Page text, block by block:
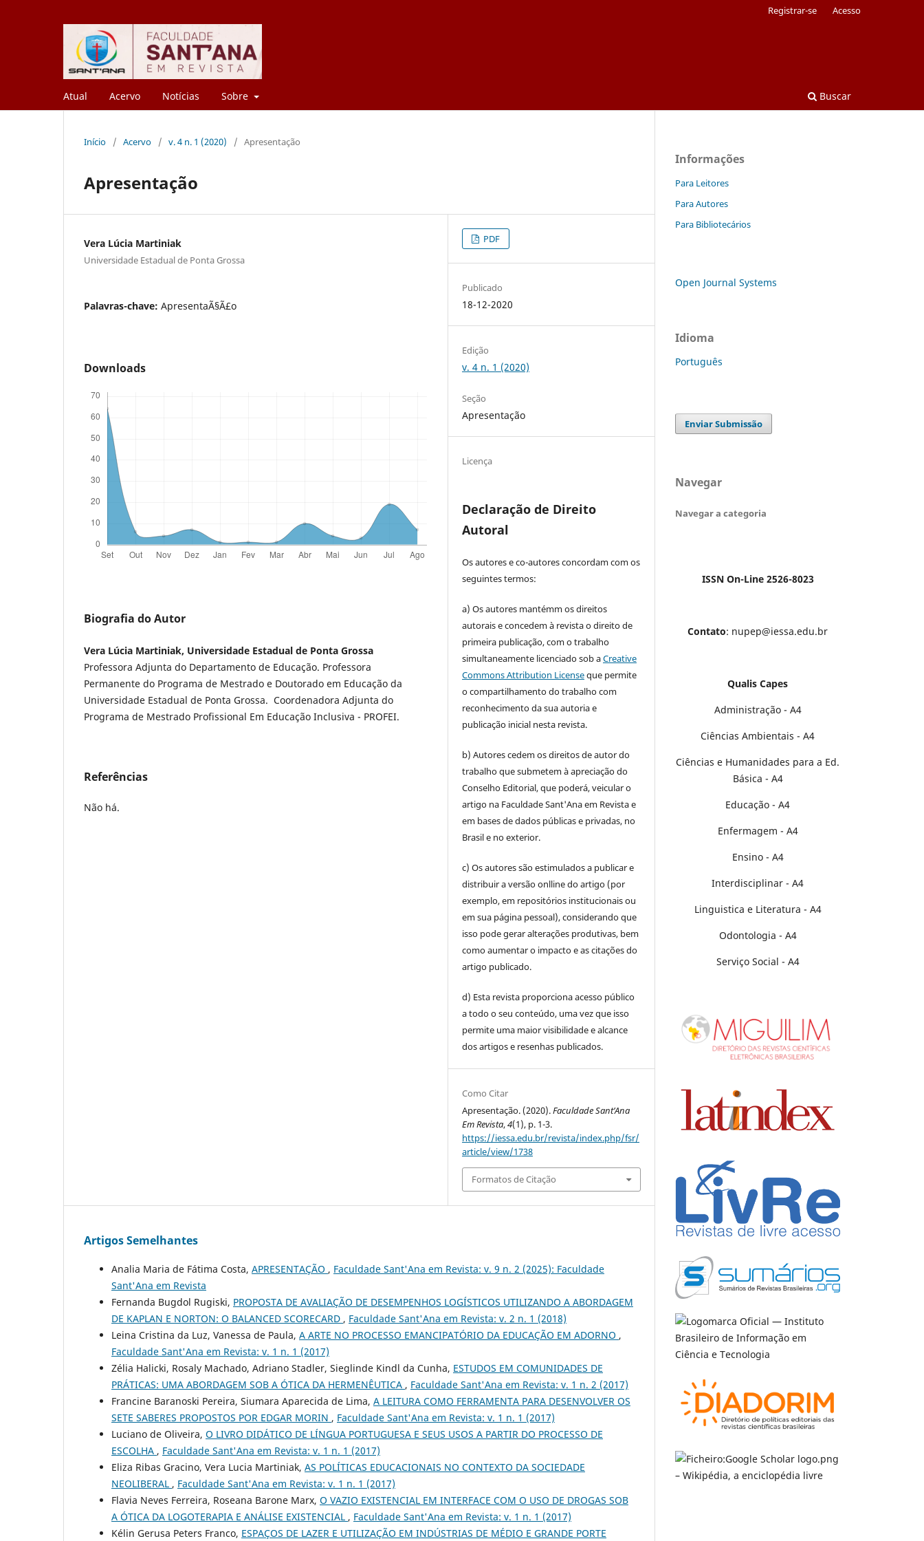
Atual Acervo Notícias Sobre Buscar
Registrar-se Acesso
Início / Acervo / v. 4 n. 1 (2020) / Apresentação
Apresentação
Vera Lúcia Martiniak
Universidade Estadual de Ponta Grossa
Palavras-chave: ApresentaÃ§Ã£o
Downloads
Biografia do Autor
Vera Lúcia Martiniak, Universidade Estadual de Ponta Grossa
Professora Adjunta do Departamento de Educação. Professora
Permanente do Programa de Mestrado e Doutorado em Educação da
Universidade Estadual de Ponta Grossa. Coordenadora Adjunta do
Programa de Mestrado Profissional Em Educação Inclusiva - PROFEI.
Referências
Não há.
PDF
Publicado
18-12-2020
Edição
v. 4 n. 1 (2020)
Seção
Apresentação
Licença
Declaração de Direito
Autoral
Os autores e co-autores concordam com os
seguintes termos:
a) Os autores mantémm os direitos
autorais e concedem à revista o direito de
primeira publicação, com o trabalho
simultaneamente licenciado sob aCreative
Commons Attribution Licenseque permite
o compartilhamento do trabalho com
reconhecimento da sua autoria e
publicação inicial nesta revista.
b) Autores cedem os direitos de autor do
trabalho que submetem à apreciação do
Conselho Editorial, que poderá, veicular o
artigo na Faculdade Sant'Ana em Revista e
em bases de dados públicas e privadas, no
Brasil e no exterior.
c) Os autores são estimulados a publicar e
distribuir a versão onlline do artigo (por
exemplo, em repositórios institucionais ou
em sua página pessoal), considerando que
isso pode gerar alterações produtivas, bem
como aumentar o impacto e as citações do
artigo publicado.
d) Esta revista proporciona acesso público
a todo o seu conteúdo, uma vez que isso
permite uma maior visibilidade e alcance
dos artigos e resenhas publicados.
Como Citar
Apresentação. (2020).Faculdade Sant’Ana
Em Revista,4(1), p. 1-3.
https://iessa.edu.br/revista/index.php/fsr/
article/view/1738
Formatos de Citação
Artigos Semelhantes
Analia Maria de Fátima Costa, APRESENTAÇÃO , Faculdade Sant'Ana em Revista: v. 9 n. 2 (2025): Faculdade
Sant'Ana em Revista
Fernanda Bugdol Rugiski, PROPOSTA DE AVALIAÇÃO DE DESEMPENHOS LOGÍSTICOS UTILIZANDO A ABORDAGEM
DE KAPLAN E NORTON: O BALANCED SCORECARD , Faculdade Sant'Ana em Revista: v. 2 n. 1 (2018)
Leina Cristina da Luz, Vanessa de Paula, A ARTE NO PROCESSO EMANCIPATÓRIO DA EDUCAÇÃO EM ADORNO ,
Faculdade Sant'Ana em Revista: v. 1 n. 1 (2017)
Zélia Halicki, Rosaly Machado, Adriano Stadler, Sieglinde Kindl da Cunha, ESTUDOS EM COMUNIDADES DE
PRÁTICAS: UMA ABORDAGEM SOB A ÓTICA DA HERMENÊUTICA , Faculdade Sant'Ana em Revista: v. 1 n. 2 (2017)
Francine Baranoski Pereira, Siumara Aparecida de Lima, A LEITURA COMO FERRAMENTA PARA DESENVOLVER OS
SETE SABERES PROPOSTOS POR EDGAR MORIN , Faculdade Sant'Ana em Revista: v. 1 n. 1 (2017)
Luciano de Oliveira, O LIVRO DIDÁTICO DE LÍNGUA PORTUGUESA E SEUS USOS A PARTIR DO PROCESSO DE
ESCOLHA , Faculdade Sant'Ana em Revista: v. 1 n. 1 (2017)
Eliza Ribas Gracino, Vera Lucia Martiniak, AS POLÍTICAS EDUCACIONAIS NO CONTEXTO DA SOCIEDADE
NEOLIBERAL , Faculdade Sant'Ana em Revista: v. 1 n. 1 (2017)
Flavia Neves Ferreira, Roseana Barone Marx, O VAZIO EXISTENCIAL EM INTERFACE COM O USO DE DROGAS SOB
A ÓTICA DA LOGOTERAPIA E ANÁLISE EXISTENCIAL , Faculdade Sant'Ana em Revista: v. 1 n. 1 (2017)
Kélin Gerusa Peters Franco, ESPAÇOS DE LAZER E UTILIZAÇÃO EM INDÚSTRIAS DE MÉDIO E GRANDE PORTE
Informações
Para Leitores
Para Autores
Para Bibliotecários
Open Journal Systems
Idioma
Português
Enviar Submissão
Navegar
Navegar a categoria
ISSN On-Line 2526-8023
Contato: nupep@iessa.edu.br
Qualis Capes
Administração - A4
Ciências Ambientais - A4
Ciências e Humanidades para a Ed.
Básica - A4
Educação - A4
Enfermagem - A4
Ensino - A4
Interdisciplinar - A4
Linguistica e Literatura - A4
Odontologia - A4
Serviço Social - A4